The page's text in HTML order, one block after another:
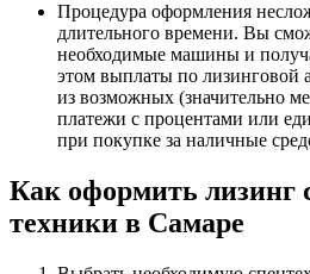
Процедура оформления
длительного времени. Вы
необходимые машины и
этом выплаты по лизинговой
из возможных (значительно
платежи с процентами или
при покупке за наличные
Как оформить лизинг
техники в Самаре